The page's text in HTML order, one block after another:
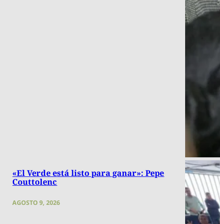
«El Verde está listo para ganar»: Pepe
Couttolenc
AGOSTO 9, 2026